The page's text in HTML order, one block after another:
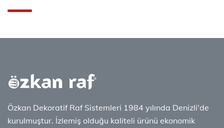
Özkan Dekoratif Raf Sistemleri 1984 yılında Denizli'de
kurulmuştur. İzlemiş olduğu kaliteli ürünü ekonomik